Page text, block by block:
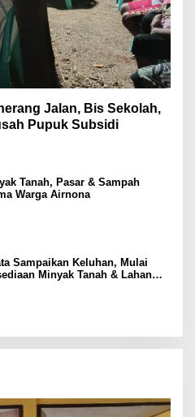
Jalan, Bis Sekolah,
Pupuk Subsidi
Tanah, Pasar & Sampah
Warga Airnona
Sampaikan Keluhan, Mulai
Minyak Tanah & Lahan